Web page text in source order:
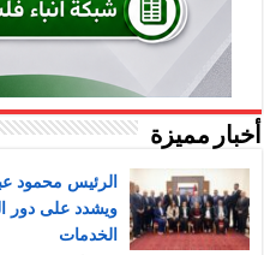
أخبار مميزة
الرئيس محمود
ويشدد على دور
الخدمات